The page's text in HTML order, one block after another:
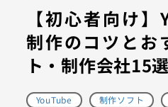
【初心者向け
制作のコツとお
ト・制作会社15選
YouTube 制作ソフト